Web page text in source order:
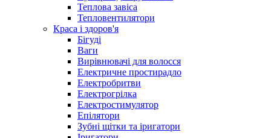
Теплова завіса
Тепловентилятори
Краса і здоров'я
Бігуді
Ваги
Вирівнювачі для волосся
Електричне простирадло
Електробритви
Електрогрілка
Електростимулятор
Епілятори
Зубні щітки та іригатори